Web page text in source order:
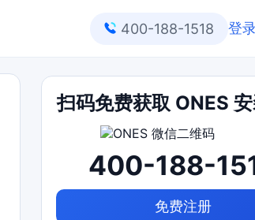
400-188-1518 登
扫码免费获取 ONES
400-188-
免费注册